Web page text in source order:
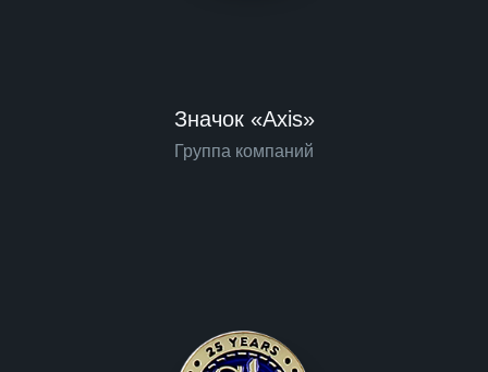
Значок «Axis»
Группа компаний